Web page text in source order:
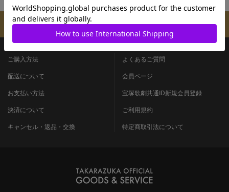
メールマガジンのご案内
ご購入方法
配送について
お支払い方法
決済について
キャンセル・返品・交換
よくあるご質問
会員ページ
宝塚歌劇共通ID新規会員登録
ご利用規約
特定商取引法について